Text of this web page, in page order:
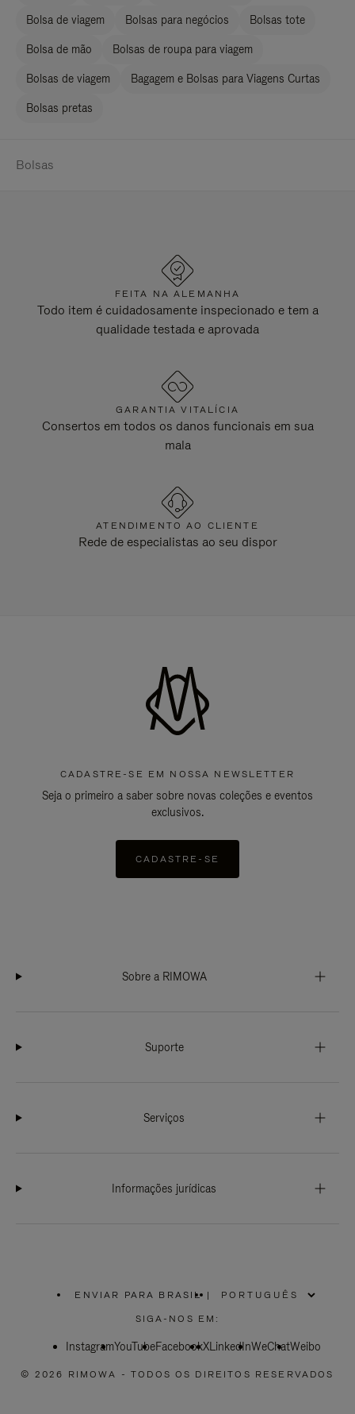
Bolsa de viagem Bolsas para negócios Bolsas tote
Bolsa de mão Bolsas de roupa para viagem
Bolsas de viagem Bagagem e Bolsas para Viagens Curtas
Bolsas pretas
Bolsas
FEITA NA ALEMANHA
Todo item é cuidadosamente inspecionado e tem a
qualidade testada e aprovada
GARANTIA VITALÍCIA
Consertos em todos os danos funcionais em sua
mala
ATENDIMENTO AO CLIENTE
Rede de especialistas ao seu dispor
CADASTRE-SE EM NOSSA NEWSLETTER
Seja o primeiro a saber sobre novas coleções e eventos
exclusivos.
CADASTRE-SE
Sobre a RIMOWA
Suporte
Serviços
Informações jurídicas
ENVIAR PARA BRASIL
POR
FAVOR,
SUA
|
SIGA-NOS EM:
InstagramYouTubeFacebookXLinkedInWeChatWeibo
© 2026 RIMOWA - TODOS OS DIREITOS RESERVADOS